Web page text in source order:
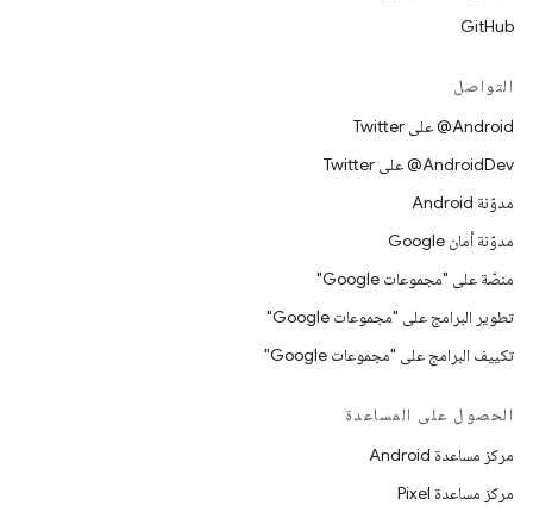
GitHub
التواصل
‎@Android على Twitter
‎@AndroidDev على Twitter
مدوّنة Android
مدوّنة أمان Google
منصّة على "مجموعات Google"
تطوير البرامج على "مجموعات Google"
تكييف البرامج على "مجموعات Google"
الحصول على المساعدة
مركز مساعدة Android
مركز مساعدة Pixel